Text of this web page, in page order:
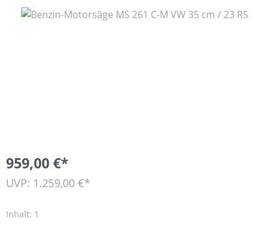
Bildergalerie überspringen
959,00 €*
UVP: 1.259,00 €*
Inhalt: 1